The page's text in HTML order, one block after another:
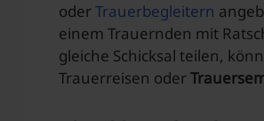
oderTrauerbegleitern
einem Trauernden mit
gleiche Schicksal teilen,
Trauerreisen oder